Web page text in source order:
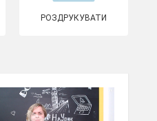
РОЗДРУКУВАТИ